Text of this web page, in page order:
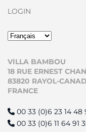
LOGIN
VILLA BAMBOU
18 RUE ERNEST
83820 RAYOL-
FRANCE
00 33 (0)6 23 14 48
00 33 (0)6 11 64 91